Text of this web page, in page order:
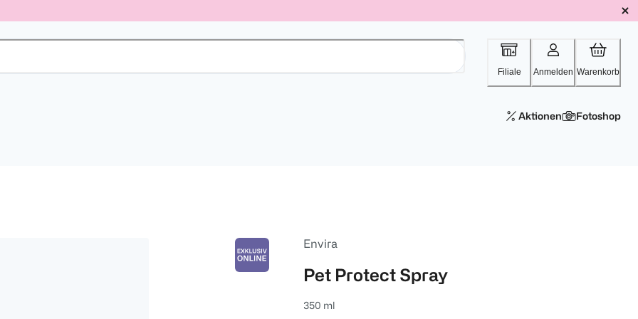
Filiale Anmelden Warenkorb
Aktionen Fotoshop
Envira
Pet Protect Spray
350 ml